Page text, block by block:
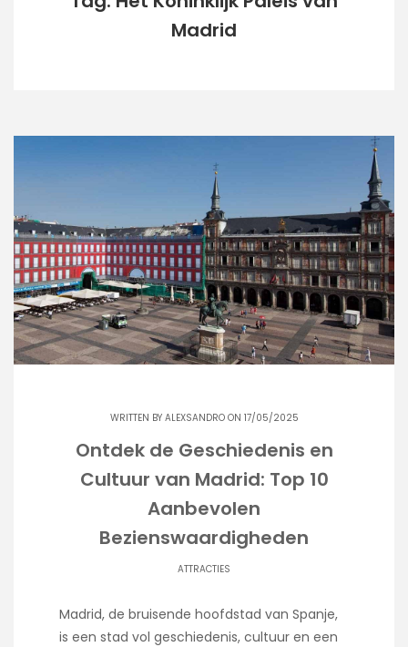
Madrid
WRITTEN BY ALEXSANDROON 17/05/2025
Ontdek de Geschiedenis en
Cultuur van Madrid: Top 10
Aanbevolen
Bezienswaardigheden
ATTRACTIES
Madrid, de bruisende hoofdstad van Spanje,
is een stad vol geschiedenis, cultuur en een